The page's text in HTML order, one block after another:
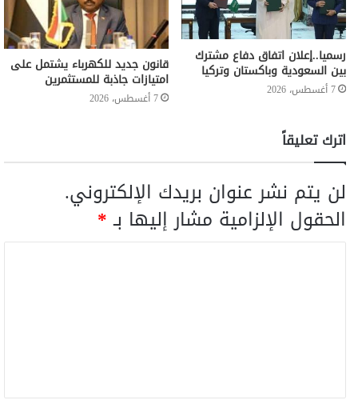
رسميا..إعلان اتفاق دفاع مشترك
بين السعودية وباكستان وتركيا
7 أغسطس، 2026
قانون جديد للكهرباء يشتمل على
امتيازات جاذبة للمستثمرين
7 أغسطس، 2026
اترك تعليقاً
لن يتم نشر عنوان بريدك الإلكتروني.
الحقول الإلزامية مشار إليها بـ*